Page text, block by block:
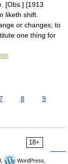
[Obs.] [1913
liketh shift.
or changes; to
one thing for
8
9
18+
WordPress,